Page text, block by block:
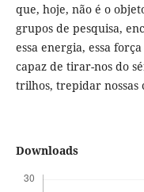
que, hoje, não é o
grupos de pesquisa,
essa energia, essa
capaz de tirar-nos do
trilhos, trepidar nossas
Downloads